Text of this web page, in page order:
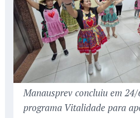
Manausprev concluiu em 24/
programa Vitalidade para